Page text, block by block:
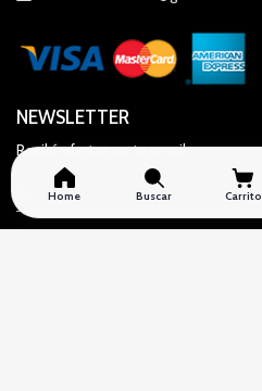
NEWSLETTER
Recibí ofertas en tu email
Home Buscar Carrito